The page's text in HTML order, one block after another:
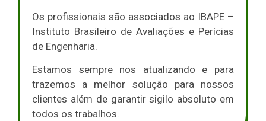
Os profissionais são associados ao IBAPE –
Instituto Brasileiro de Avaliações e Perícias
de Engenharia.
Estamos sempre nos atualizando e para
trazemos a melhor solução para nossos
clientes além de garantir sigilo absoluto em
todos os trabalhos.